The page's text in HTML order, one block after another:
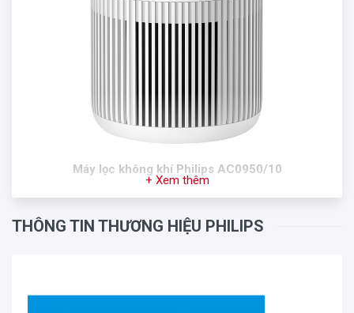
Máy lọc không khí Philips AC0950/10
+ Xem thêm
THÔNG TIN THƯƠNG HIỆU PHILIPS